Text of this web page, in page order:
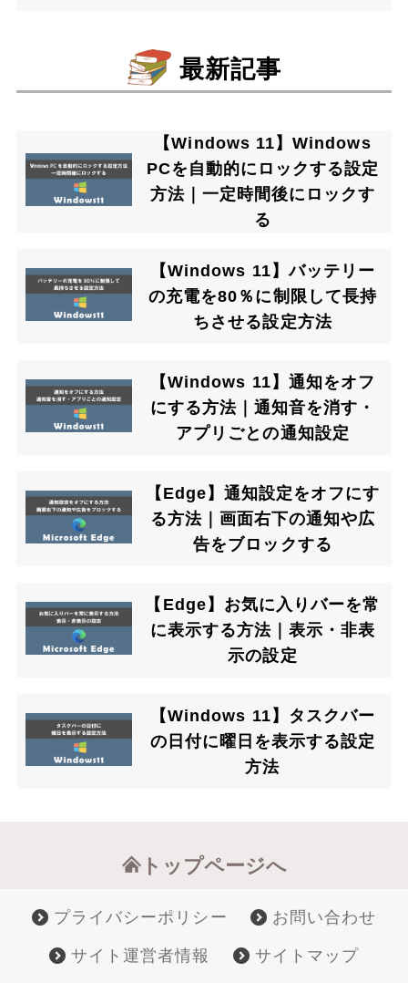
最新記事
【Windows 11】Windows
PCを自動的にロックする設定
方法｜一定時間後にロックす
る
【Windows 11】バッテリー
の充電を80％に制限して長持
ちさせる設定方法
【Windows 11】通知をオフ
にする方法｜通知音を消す・
アプリごとの通知設定
【Edge】通知設定をオフにす
る方法｜画面右下の通知や広
告をブロックする
【Edge】お気に入りバーを常
に表示する方法｜表示・非表
示の設定
【Windows 11】タスクバー
の日付に曜日を表示する設定
方法
トップページへ
プライバシーポリシー お問い合わせ
サイト運営者情報 サイトマップ